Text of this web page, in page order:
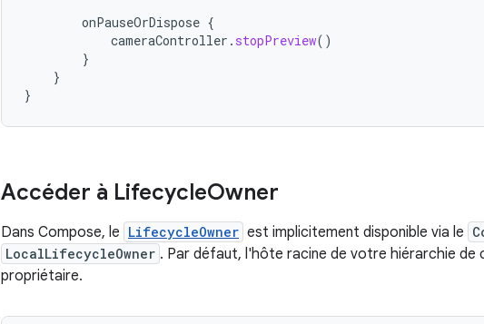
onPauseOrDispose {
cameraController . stopPreview()
}
}
}
Accéder à LifecycleOwner
Dans Compose, le LifecycleOwner est implicitement disponible via le
LocalLifecycleOwner . Par défaut, l'hôte racine de votre hiérarchie
propriétaire.